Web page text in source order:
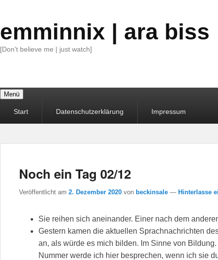
emminnix | ara biss
[Don't believe me | just watch]
Menü
MenüStart Datenschutzerklärung Impressum
Noch ein Tag 02/12
Veröffentlicht am 2. Dezember 2020 von beckinsale — Hinterlasse
Sie reihen sich aneinander. Einer nach dem
Gestern kamen die aktuellen Sprachnachrichten
an, als würde es mich bilden. Im Sinne von
Nummer werde ich hier besprechen, wenn ich sie